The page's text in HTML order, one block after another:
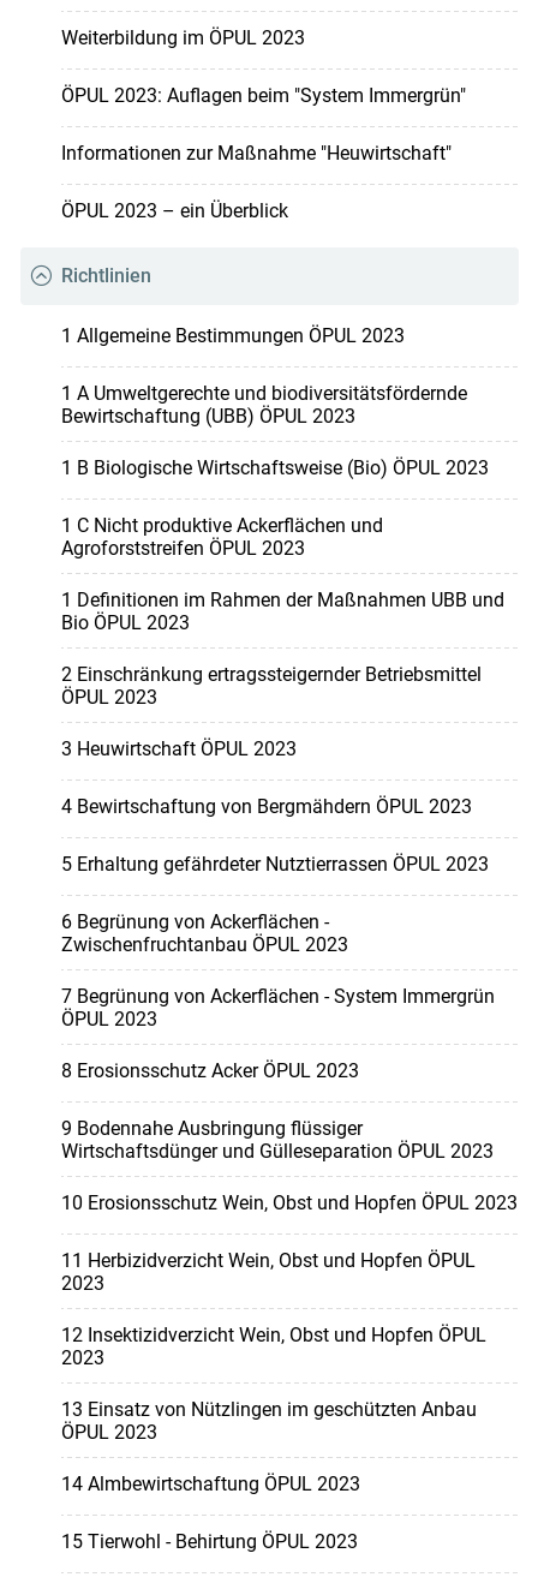
Weiterbildung im ÖPUL 2023
ÖPUL 2023: Auflagen beim "System Immergrün"
Informationen zur Maßnahme "Heuwirtschaft"
ÖPUL 2023 – ein Überblick
Richtlinien
1 Allgemeine Bestimmungen ÖPUL 2023
1 A Umweltgerechte und biodiversitätsfördernde
Bewirtschaftung (UBB) ÖPUL 2023
1 B Biologische Wirtschaftsweise (Bio) ÖPUL 2023
1 C Nicht produktive Ackerflächen und
Agroforststreifen ÖPUL 2023
1 Definitionen im Rahmen der Maßnahmen UBB und
Bio ÖPUL 2023
2 Einschränkung ertragssteigernder Betriebsmittel
ÖPUL 2023
3 Heuwirtschaft ÖPUL 2023
4 Bewirtschaftung von Bergmähdern ÖPUL 2023
5 Erhaltung gefährdeter Nutztierrassen ÖPUL 2023
6 Begrünung von Ackerflächen -
Zwischenfruchtanbau ÖPUL 2023
7 Begrünung von Ackerflächen - System Immergrün
ÖPUL 2023
8 Erosionsschutz Acker ÖPUL 2023
9 Bodennahe Ausbringung flüssiger
Wirtschaftsdünger und Gülleseparation ÖPUL 2023
10 Erosionsschutz Wein, Obst und Hopfen ÖPUL 2023
11 Herbizidverzicht Wein, Obst und Hopfen ÖPUL
2023
12 Insektizidverzicht Wein, Obst und Hopfen ÖPUL
2023
13 Einsatz von Nützlingen im geschützten Anbau
ÖPUL 2023
14 Almbewirtschaftung ÖPUL 2023
15 Tierwohl - Behirtung ÖPUL 2023